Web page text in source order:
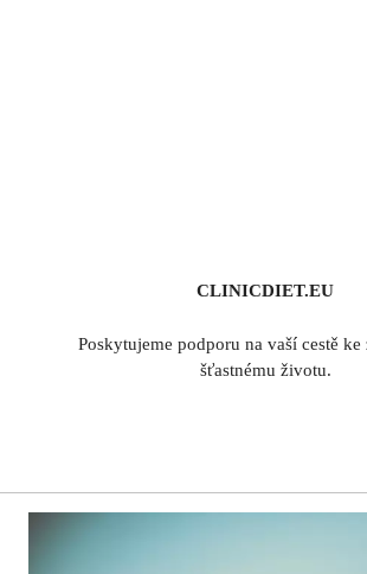
CLINICDIET.EU
Poskytujeme podporu na vaší cestě ke
šťastnému životu.